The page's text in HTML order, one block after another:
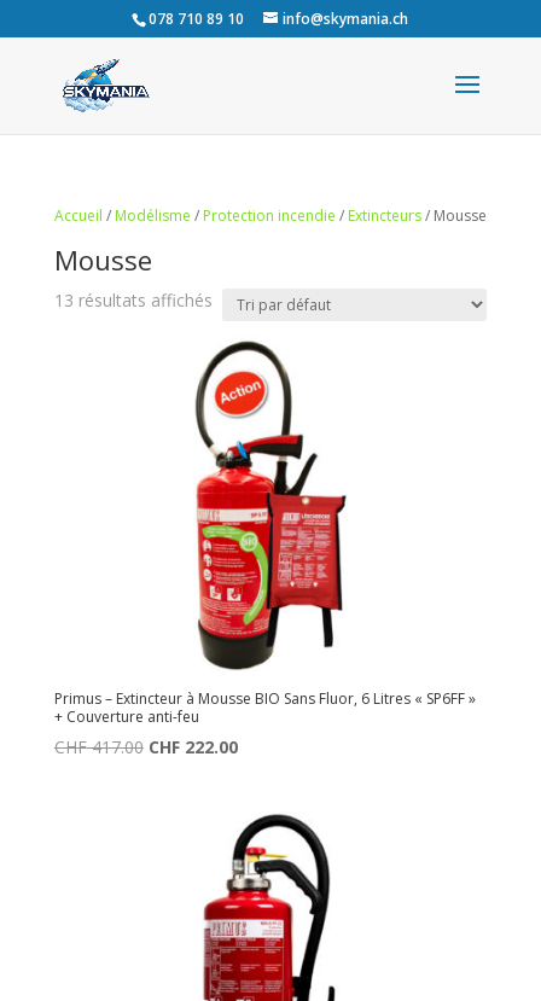
078 710 89 10 info@skymania.ch
Accueil / Modélisme / Protection incendie / Extincteurs/ Mousse
Mousse
13 résultats affichés
Primus – Extincteur à Mousse BIO Sans Fluor, 6 Litres « SP6FF »
+ Couverture anti-feu
CHF417.00 Le
CHF 417.00.
CHF222.00Le
est :
CHF 222.00.